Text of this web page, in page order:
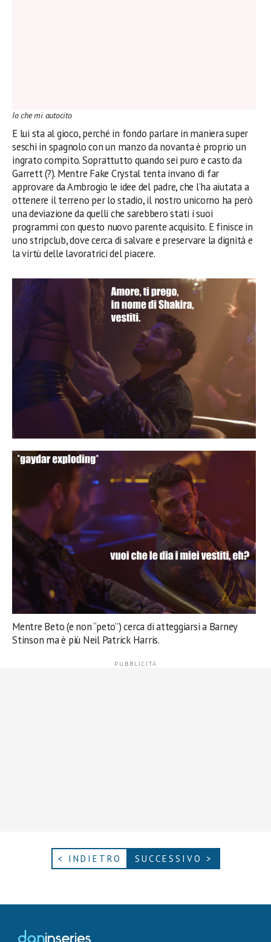
Io che mi autocito
E lui sta al gioco, perché in fondo parlare in maniera super
seschi in spagnolo con un manzo da novanta è proprio un
ingrato compito. Soprattutto quando sei puro e casto da
Garrett (?). Mentre Fake Crystal tenta invano di far
approvare da Ambrogio le idee del padre, che l’ha aiutata a
ottenere il terreno per lo stadio, il nostro unicorno ha però
una deviazione da quelli che sarebbero stati i suoi
programmi con questo nuovo parente acquisito. E finisce in
uno stripclub, dove cerca di salvare e preservare la dignità e
la virtù delle lavoratrici del piacere.
Mentre Beto (e non “peto”) cerca di atteggiarsi a Barney
Stinson ma è più Neil Patrick Harris.
< INDIETRO SUCCESSIVO >